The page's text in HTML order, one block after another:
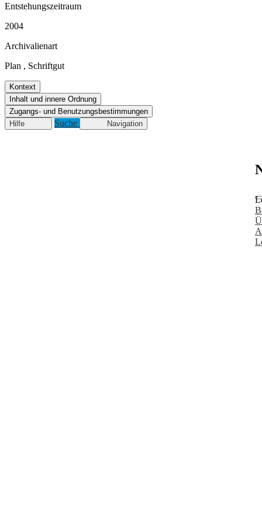
Entstehungszeitraum
2004
Archivalienart
Plan , Schriftgut
Kontext
Inhalt und innere Ordnung
Zugangs- und Benutzungsbestimmungen
Hilfe
Suche Navigation